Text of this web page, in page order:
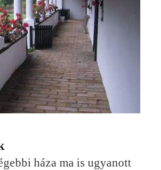
háza ma is ugyanott